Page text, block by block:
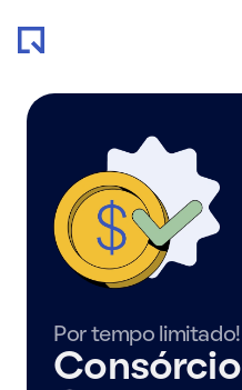
Por tempo limitado!
Consórcio